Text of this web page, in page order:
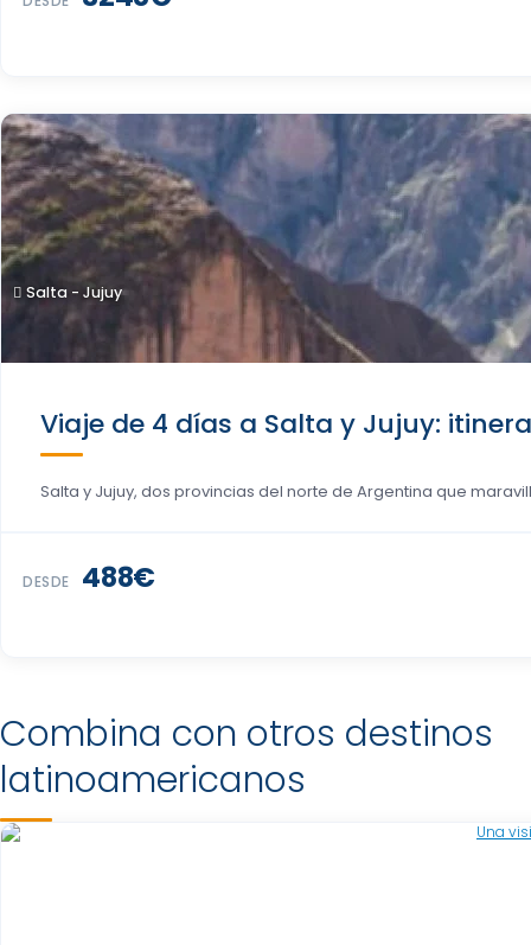
Salta - Jujuy
Viaje de 4 días a Salta y Jujuy:
Salta y Jujuy, dos provincias del norte de Argentina que
DESDE 488€
Combina con otros destinos
latinoamericanos